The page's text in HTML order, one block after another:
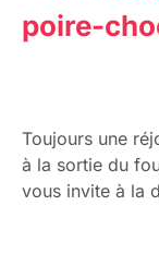
poire-
Toujours une
à la sortie du
vous invite à la